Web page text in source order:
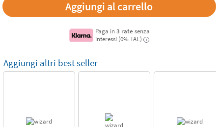
Paga in 3 rate senza
interessi (0% TAE)
i
Aggiungi altri best seller